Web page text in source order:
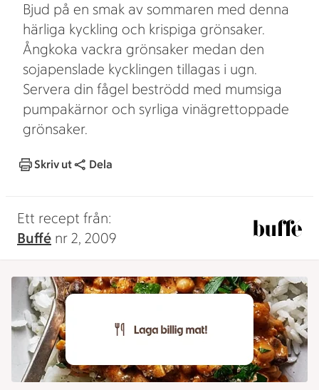
Bjud på en smak av sommaren med denna
härliga kyckling och krispiga grönsaker.
Ångkoka vackra grönsaker medan den
sojapenslade kycklingen tillagas i ugn.
Servera din fågel beströdd med mumsiga
pumpakärnor och syrliga vinägrettoppade
grönsaker.
Skriv ut Dela
Ett recept från:
Buffé nr 2, 2009